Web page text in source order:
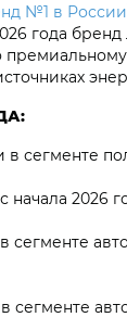
№1 в России
года
сегменте
начала 2026
сегменте
сегменте